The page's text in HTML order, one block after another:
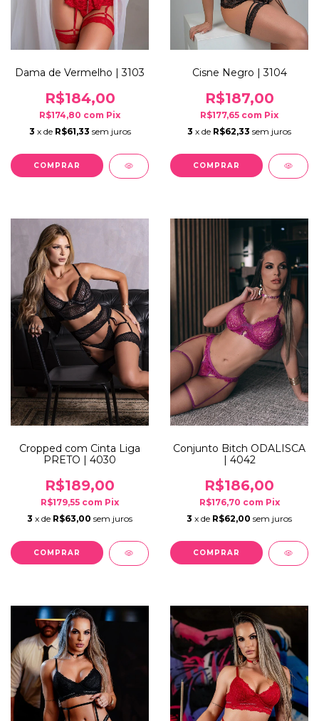
Dama de Vermelho | 3103
R$184,00
R$174,80 com Pix
3 x de R$61,33 sem juros
COMPRAR
Cisne Negro | 3104
R$187,00
R$177,65 com Pix
3 x de R$62,33 sem juros
COMPRAR
Cropped com Cinta Liga
PRETO | 4030
R$189,00
R$179,55 com Pix
3 x de R$63,00 sem juros
COMPRAR
Conjunto Bitch ODALISCA
| 4042
R$186,00
R$176,70 com Pix
3 x de R$62,00 sem juros
COMPRAR